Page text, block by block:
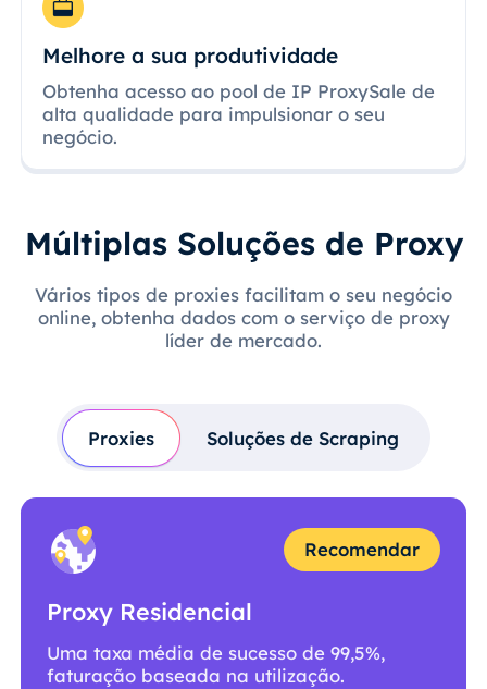
Melhore a sua produtividade
Obtenha acesso ao pool de IP ProxySale de
alta qualidade para impulsionar o seu
negócio.
Múltiplas Soluções de Proxy
Vários tipos de proxies facilitam o seu negócio
online, obtenha dados com o serviço de proxy
líder de mercado.
Proxies Soluções de Scraping
Recomendar
Proxy Residencial
Uma taxa média de sucesso de 99,5%,
faturação baseada na utilização.